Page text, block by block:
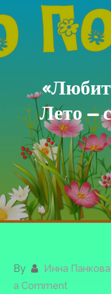
«Любит
Лето —
By Инна Панкова
a Commenton